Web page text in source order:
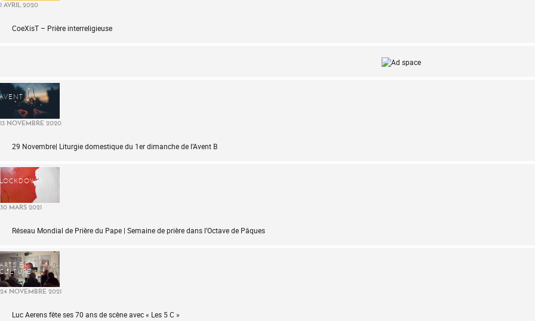
1 AVRIL 2020
CoeXisT – Prière interreligieuse
AVENT
13 NOVEMBRE 2020
29 Novembre| Liturgie domestique du 1er dimanche de l’Avent B
LOCKDOWN
30 MARS 2021
Réseau Mondial de Prière du Pape | Semaine de prière dans l’Octave de Pâques
ARTS ET
CULTURE
24 NOVEMBRE 2021
Luc Aerens fête ses 70 ans de scène avec « Les 5 C »